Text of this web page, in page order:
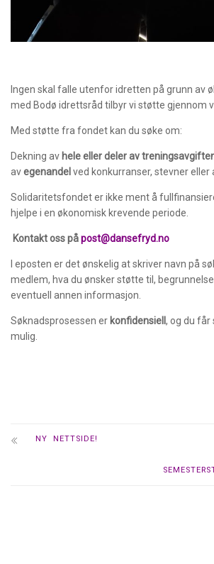
Ingen skal falle utenfor idretten på grunn av
med Bodø idrettsråd tilbyr vi støtte gjennom
Med støtte fra fondet kan du søke om:
Dekning av hele eller deler av
avegenandel ved konkurranser, stevner
Solidaritetsfondet er ikke ment å
hjelpe i en økonomisk krevende periode.
Kontakt oss påpost@dansefryd.no
I eposten er det ønskelig at skriver navn på
medlem, hva du ønsker støtte til,
eventuell annen informasjon.
Søknadsprosessen er konfidensiell , og du får
mulig.
NY NETTSIDE!